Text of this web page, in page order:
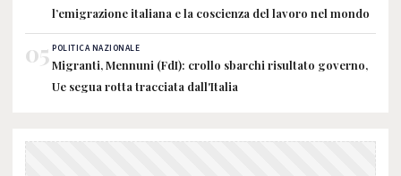
l’emigrazione italiana e la coscienza del lavoro nel mondo
05 POLITICA NAZIONALE
Migranti, Mennuni (FdI): crollo sbarchi risultato governo,
Ue segua rotta tracciata dall'Italia